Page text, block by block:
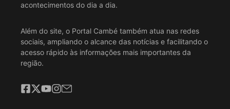
acontecimentos do dia a dia.
Além do site, o Portal Cambé também atua nas redes
sociais, ampliando o alcance das notícias e facilitando o
acesso rápido às informações mais importantes da
região.